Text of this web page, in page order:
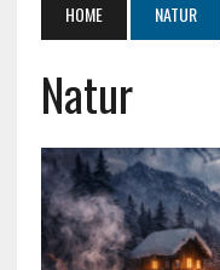
HOME NATUR
Natur